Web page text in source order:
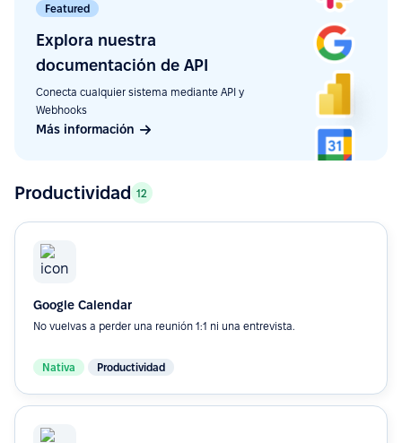
Featured
Explora nuestra
documentación de API
Conecta cualquier sistema mediante API y
Webhooks
Más información
Productividad 12
Google Calendar
No vuelvas a perder una reunión 1:1 ni una entrevista.
Nativa Productividad